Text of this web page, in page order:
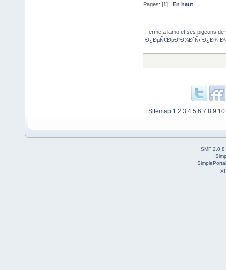
Pages: [1]En haut
Ferme a lamo et ses pigeons de
Ð¿ÐµÑ€ÐµÐ²Ð¾Ð´Ñ‹ Ð¿Ð¾
Sitemap 1 2 3 4 5 6 7 8 9 10
SMF 2.0.8